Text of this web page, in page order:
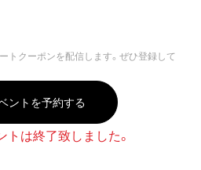
トクーポンを配信します。ぜひ登録して
ントを予約する
トは終了致しました。